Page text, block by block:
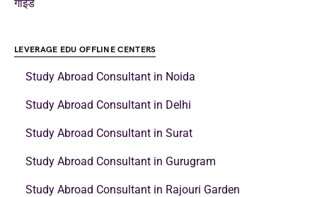
गाइड
LEVERAGE EDU OFFLINE CENTERS
Study Abroad Consultant in Noida
Study Abroad Consultant in Delhi
Study Abroad Consultant in Surat
Study Abroad Consultant in Gurugram
Study Abroad Consultant in Rajouri Garden